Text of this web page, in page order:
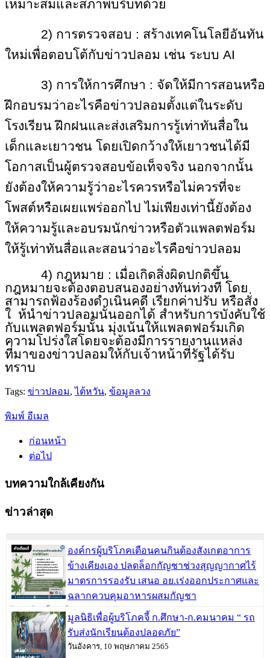
เหมาะสมและสภาพบริบทด้วย
2) การตรวจสอบ : สร้างเทคโนโลยีอันทัน
ใหม่เพื่อตอบโต้กับข่าวปลอม เช่น ระบบ AI
3) การให้การศึกษา : จัดให้มีการสอนหรือ
ฝึกอบรมว่าอะไรคือข่าวปลอมตั้งแต่ในระดับ
โรงเรียน ฝึกฝนและส่งเสริมการรู้เท่าทันสื่อใน
เด็กและเยาวชน โดยเปิดกว้างให้เยาวชนได้มี
โอกาสเป็นผู้ตรวจสอบข้อเท็จจริง นอกจากนั้น
ยังต้องให้ความรู้ว่าอะไรควรหรือไม่ควรที่จะ
โพสต์หรือเผยแพร่ออกไป ไม่เพียงเท่านี้ยังต้อง
ให้ความรู้และอบรมนักข่าวหรือตัวแพลตฟอร์ม
ให้รู้เท่าทันสื่อและสอนว่าอะไรคือข่าวปลอม
4) กฎหมาย : เมื่อเกิดสิ่งผิดปกติขึ้น
กฎหมายจะต้องตอบสนองอย่างทันท่วงที โดย
สามารถฟ้องร้องดำเนินคดี เรียกค่าปรับ หรือสั่ง
ใ ห้นำข่าวปลอมนั้นออกได้ สำหรับการบังคับใช้
กับแพลตฟอร์มนั้น มุ่งเน้นให้แพลตฟอร์มเกิด
ความโปร่งใสโดยจะต้องมีการรายงานแหล่ง
ที่มาของข่าวปลอมให้กับเจ้าหน้าที่รัฐได้รับ
ทราบ
Tags: ข่าวปลอม,ไต้หวัน, ข้อมูลลวง
พิมพ์ อีเมล
ก่อนหน้า
ต่อไป
บทความใกล้เคียงกัน
ข่าวล่าสุด
องค์กรผู้บริโภคเตือนคนกินต้องสังเกตอาการ
ข้างเคียงเอง ปลดล็อกกัญชาช่วงสุญญากาศไร้
มาตรการรองรับ เสนอ อย.เร่งออกประกาศและ
ฉลากควบคุมอาหารผสมกัญชา
วันพฤหัสบดี, 09 มิถุนายน 2565
มูลนิธิเพื่อผู้บริโภคจี้ ก.ศึกษา-ก.คมนาคม “ รถ
รับส่งนักเรียนต้องปลอดภัย”
วันอังคาร, 10 พฤษภาคม 2565